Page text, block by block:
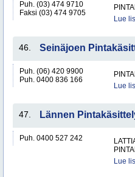
Puh. (03) 474 9710
Faksi (03) 474 9705
Lue
46. Seinäjoen
Puh. (06) 420 9900
Puh. 0400 836 166
Lue
47. Lännen
Puh. 0400 527 242
Lue